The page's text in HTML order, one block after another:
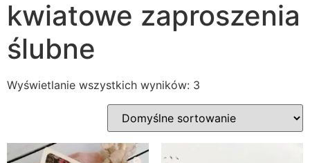
kwiatowe zaproszenia
ślubne
Wyświetlanie wszystkich wyników: 3